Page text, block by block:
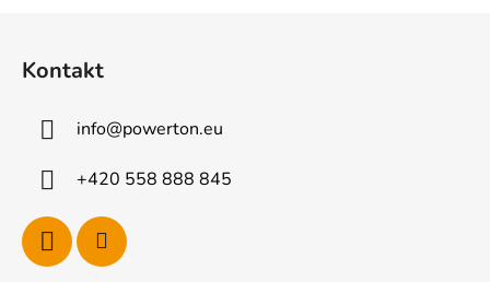
Kontakt
info@powerton.eu
+420 558 888 845